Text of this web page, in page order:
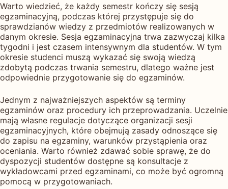
Warto wiedzieć, że każdy semestr kończy się sesją
egzaminacyjną, podczas której przystępuje się do
sprawdzianów wiedzy z przedmiotów realizowanych w
danym okresie. Sesja egzaminacyjna trwa zazwyczaj kilka
tygodni i jest czasem intensywnym dla studentów. W tym
okresie studenci muszą wykazać się swoją wiedzą
zdobytą podczas trwania semestru, dlatego ważne jest
odpowiednie przygotowanie się do egzaminów.
Jednym z najważniejszych aspektów są terminy
egzaminów oraz procedury ich przeprowadzania. Uczelnie
mają własne regulacje dotyczące organizacji sesji
egzaminacyjnych, które obejmują zasady odnoszące się
do zapisu na egzaminy, warunków przystąpienia oraz
oceniania. Warto również zdawać sobie sprawę, że do
dyspozycji studentów dostępne są konsultacje z
wykładowcami przed egzaminami, co może być ogromną
pomocą w przygotowaniach.